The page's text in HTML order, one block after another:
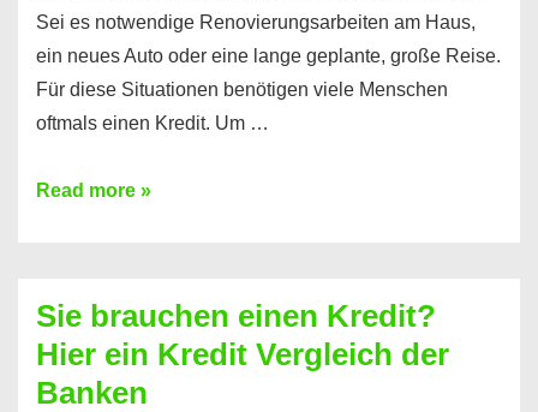
Sei es notwendige Renovierungsarbeiten am Haus,
ein neues Auto oder eine lange geplante, große Reise.
Für diese Situationen benötigen viele Menschen
oftmals einen Kredit. Um …
Brauchen
Summe
Geld?
Hier
Read more »
Sie brauchen einen Kredit?
Hier ein Kredit Vergleich der
Banken